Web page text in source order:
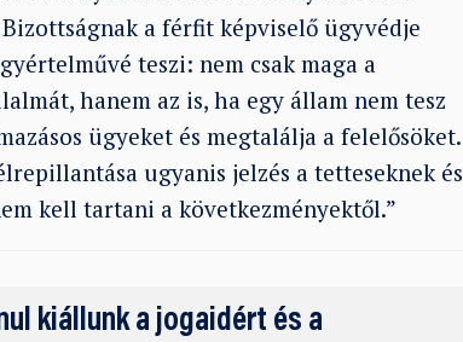
a férfit képviselő ügyvédje
teszi: nem csak maga a
hanem az is, ha egy állam nem tesz
ügyeket és megtalálja a felelősöket.
ugyanis jelzés a tetteseknek és
kell tartani a következményektől.”
kiállunk a jogaidért és a